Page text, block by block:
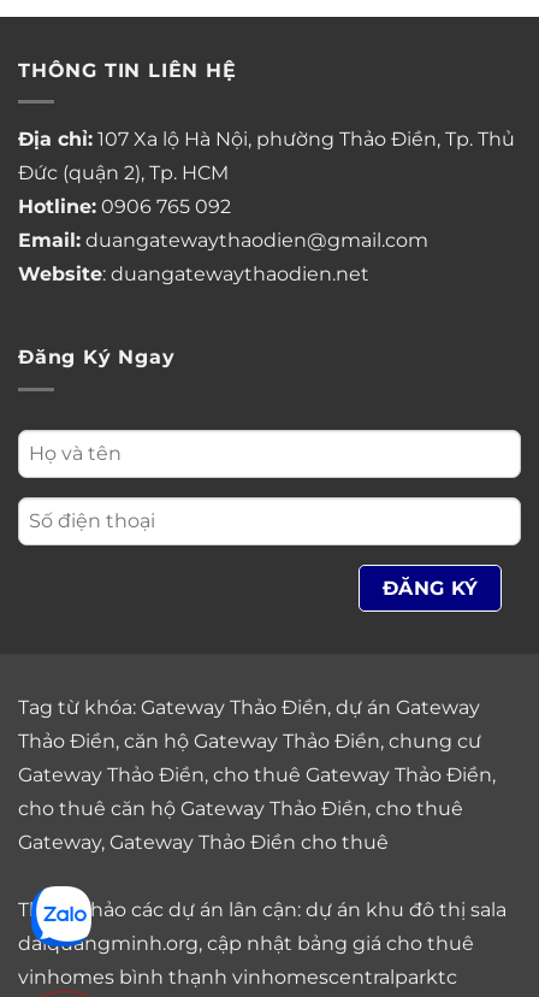
THÔNG TIN LIÊN HỆ
Địa chỉ: 107 Xa lộ Hà Nội, phường Thảo Điền, Tp. Thủ
Đức (quận 2), Tp. HCM
Hotline: 0906 765 092
Email: duangatewaythaodien@gmail.com
Website: duangatewaythaodien.net
Đăng Ký Ngay
Tag từ khóa: Gateway Thảo Điền, dự án Gateway
Thảo Điền, căn hộ Gateway Thảo Điền, chung cư
Gateway Thảo Điền, cho thuê Gateway Thảo Điền,
cho thuê căn hộ Gateway Thảo Điền, cho thuê
Gateway, Gateway Thảo Điền cho thuê
Tham khảo các dự án lân cận: dự án khu đô thị sala
daiquangminh.org, cập nhật bảng giá cho thuê
vinhomes bình thạnh vinhomescentralparktc